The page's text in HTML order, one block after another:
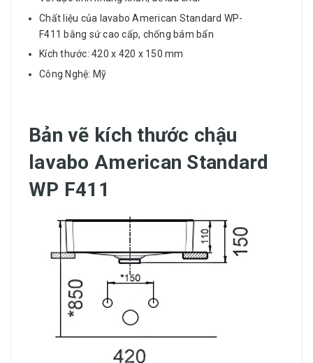
Chất liệu của lavabo American Standard WP-
F411 bằng sứ cao cấp, chống bám bẩn
Kích thước: 420 x 420 x 150 mm
Công Nghệ: Mỹ
Bản vẽ kích thước chậu
lavabo American Standard
WP F411